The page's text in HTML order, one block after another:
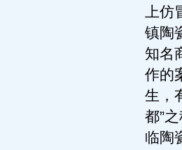
上仿
镇陶
知名
作的
生，
都”
临陶